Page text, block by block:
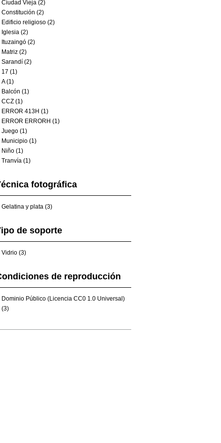
Ciudad Vieja (2)
Constitución (2)
Edificio religioso (2)
Iglesia (2)
Ituzaingó (2)
Matriz (2)
Sarandí (2)
17 (1)
A (1)
Balcón (1)
CCZ (1)
ERROR 413H (1)
ERROR ERRORH (1)
Juego (1)
Municipio (1)
Niño (1)
Tranvía (1)
fotográfica
Gelatina y plata (3)
de soporte
Vidrio (3)
de reproducción
Dominio Público (Licencia CC0 1.0 Universal)
(3)